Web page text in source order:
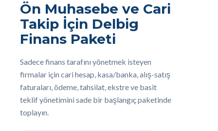
Ön Muhasebe ve Cari
Takip İçin Delbig
Finans Paketi
Sadece finans tarafını yönetmek isteyen
firmalar için cari hesap, kasa/banka, alış-satış
faturaları, ödeme, tahsilat, ekstre ve basit
teklif yönetimini sade bir başlangıç paketinde
toplayın.